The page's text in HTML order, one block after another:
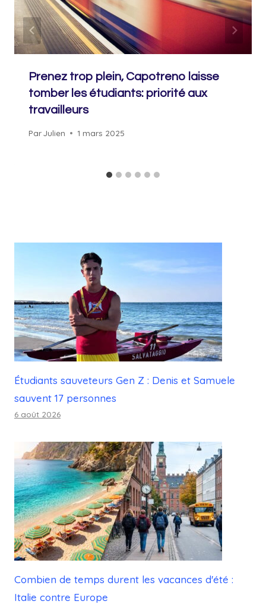
Prenez trop plein, Capotreno laisse
tomber les étudiants: priorité aux
travailleurs
ParJulien 1 mars 2025
Étudiants sauveteurs Gen Z : Denis et Samuele
sauvent 17 personnes
6 août 2026
Combien de temps durent les vacances d'été :
Italie contre Europe